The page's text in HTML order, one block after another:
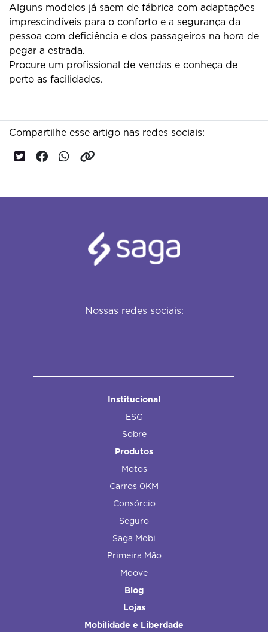
Alguns modelos já saem de fábrica com adaptações
imprescindíveis para o conforto e a segurança da
pessoa com deficiência e dos passageiros na hora de
pegar a estrada.
Procure um profissional de vendas e conheça de
perto as facilidades.
Compartilhe esse artigo nas redes sociais:
Nossas redes sociais:
Institucional
ESG
Sobre
Produtos
Motos
Carros 0KM
Consórcio
Seguro
Saga Mobi
Primeira Mão
Moove
Blog
Lojas
Mobilidade e Liberdade